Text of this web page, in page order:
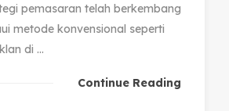
pemasaran telah berkembang
metode konvensional seperti
di ...
Continue Reading